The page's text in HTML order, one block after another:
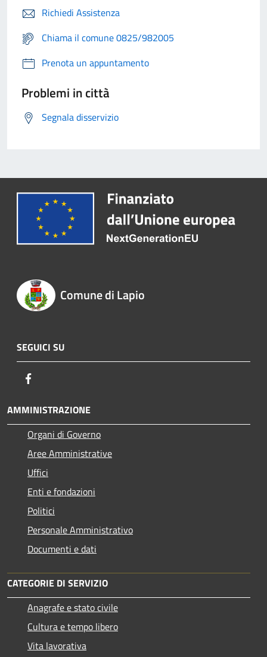
Richiedi Assistenza
Chiama il comune 0825/982005
Prenota un appuntamento
Problemi in città
Segnala disservizio
Comune di Lapio
SEGUICI SU
AMMINISTRAZIONE
Organi di Governo
Aree Amministrative
Uffici
Enti e fondazioni
Politici
Personale Amministrativo
Documenti e dati
CATEGORIE DI SERVIZIO
Anagrafe e stato civile
Cultura e tempo libero
Vita lavorativa